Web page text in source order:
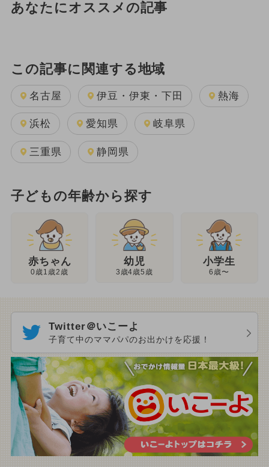
あなたにオススメの記事
この記事に関連する地域
名古屋 伊豆・伊東・下田 熱海
浜松 愛知県 岐阜県
三重県 静岡県
子どもの年齢から探す
赤ちゃん
0歳1歳2歳
幼児
3歳4歳5歳
小学生
6歳〜
Twitter＠いこーよ
子育て中のママパパのお出かけを応援！